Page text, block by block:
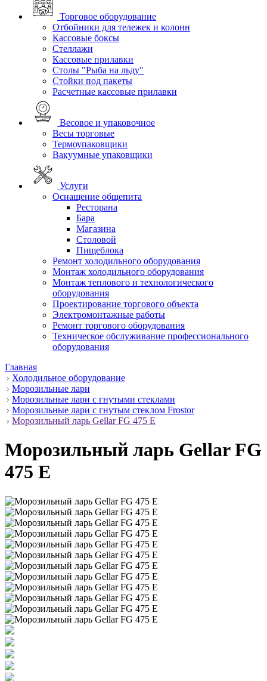
Торговое оборудование
Отбойники для тележек и колонн
Кассовые боксы
Стеллажи
Кассовые прилавки
Столы "Рыба на льду"
Стойки под пакеты
Расчетные кассовые прилавки
Весовое и упаковочное
Весы торговые
Термоупаковщики
Вакуумные упаковщики
Услуги
Оснащение общепита
Ресторана
Бара
Магазина
Столовой
Пищеблока
Ремонт холодильного оборудования
Монтаж холодильного оборудования
Монтаж теплового и технологического
оборудования
Проектирование торгового объекта
Электромонтажные работы
Ремонт торгового оборудования
Техническое обслуживание профессионального
оборудования
Главная
Холодильное оборудование
Морозильные лари
Морозильные лари с гнутыми стеклами
Морозильные лари c гнутым стеклом Frostor
Морозильный ларь Gellar FG 475 E
Морозильный ларь Gellar FG
475 E